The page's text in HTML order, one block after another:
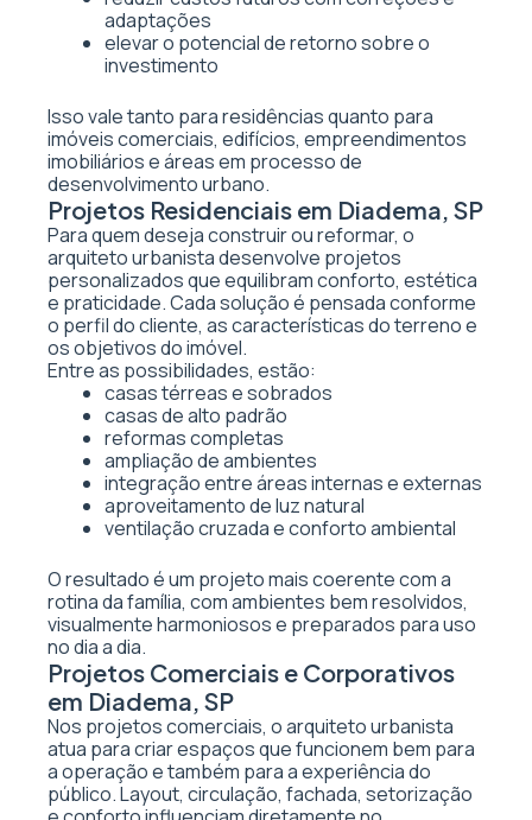
adaptações
elevar o potencial de retorno sobre o
investimento
Isso vale tanto para residências quanto para
imóveis comerciais, edifícios, empreendimentos
imobiliários e áreas em processo de
desenvolvimento urbano.
Projetos Residenciais em Diadema, SP
Para quem deseja construir ou reformar, o
arquiteto urbanista desenvolve projetos
personalizados que equilibram conforto, estética
e praticidade. Cada solução é pensada conforme
o perfil do cliente, as características do terreno e
os objetivos do imóvel.
Entre as possibilidades, estão:
casas térreas e sobrados
casas de alto padrão
reformas completas
ampliação de ambientes
integração entre áreas internas e externas
aproveitamento de luz natural
ventilação cruzada e conforto ambiental
O resultado é um projeto mais coerente com a
rotina da família, com ambientes bem resolvidos,
visualmente harmoniosos e preparados para uso
no dia a dia.
Projetos Comerciais e Corporativos
em Diadema, SP
Nos projetos comerciais, o arquiteto urbanista
atua para criar espaços que funcionem bem para
a operação e também para a experiência do
público. Layout, circulação, fachada, setorização